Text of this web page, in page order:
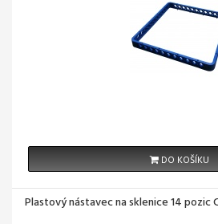
DO KOŠÍKU
Plastový nástavec na sklenice 14 pozic